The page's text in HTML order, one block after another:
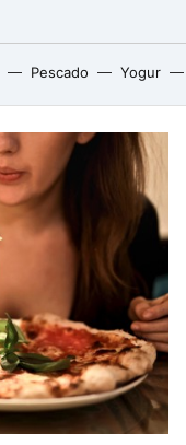
Pescado Yogur